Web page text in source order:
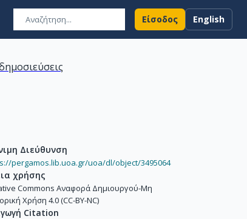
Είσοδος English
Διεύθυνση
pergamos.lib.uoa.gr/uoa/dl/object/3495064
χρήσης
Commons Αναφορά Δημιουργού-Μη
Χρήση 4.0 (CC-BY-NC)
Citation